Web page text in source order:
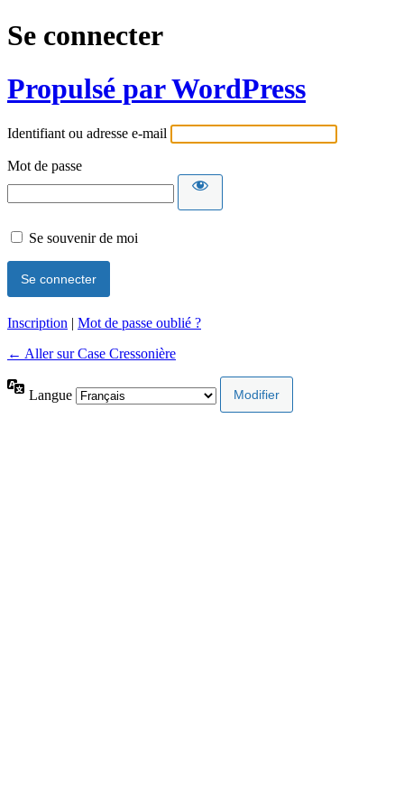
Se connecter
Propulsé par WordPress
Identifiant ou adresse e-mail
Mot de passe
Se souvenir de moi
Inscription | Mot de passe oublié ?
← Aller sur Case Cressonière
Langue